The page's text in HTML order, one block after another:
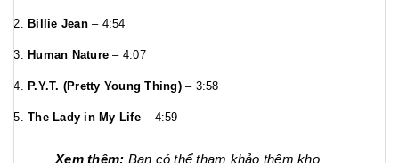
Billie Jean– 4:54
Human Nature – 4:07
P.Y.T. (Pretty Young Thing)– 3:58
The Lady in My Life– 4:59
Xem thêm: Bạn có thể tham khảo thêm kho